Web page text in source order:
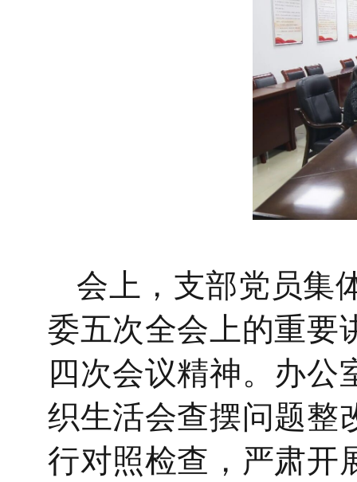
会上 ，支部党员集
委五次全会上的重要
四次会议精神。 办公
织生活会查摆问题整
行对照检查，严肃开